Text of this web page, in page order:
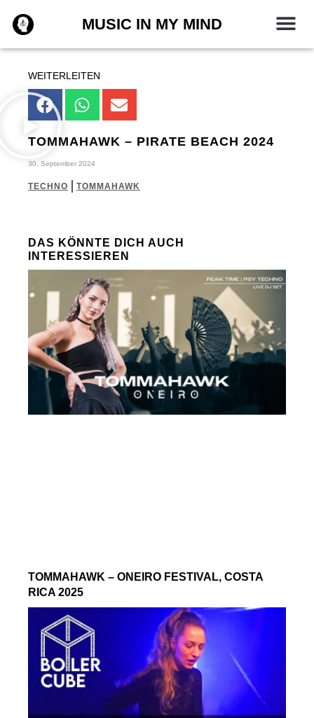
Inhalt
springen
MUSIC IN MY MIND
WEITERLEITEN
TOMMAHAWK – PIRATE BEACH 2024
30. September 2024
TECHNO TOMMAHAWK
DAS KÖNNTE DICH AUCH
INTERESSIEREN
TOMMAHAWK – ONEIRO FESTIVAL, COSTA
RICA 2025